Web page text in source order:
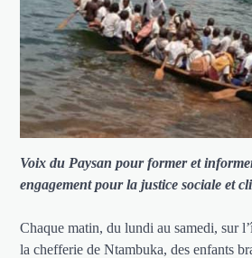
Voix du Paysan pour former et
engagement pour la justice sociale et
Chaque matin, du lundi au samedi, sur
la chefferie de Ntambuka, des enfants